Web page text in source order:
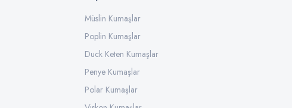
Müslin Kumaşlar
Poplin Kumaşlar
Duck Keten Kumaşlar
Penye Kumaşlar
Polar Kumaşlar